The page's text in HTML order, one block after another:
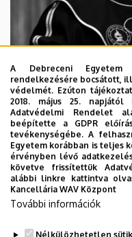
2026. augusztus 5.
Díszdoktorát
Egyetem
INTÉZMÉNYI TTK
A Debreceni
rendelkezésére bocsátott,
védelmét. Ezúton
2018. május 25. napjától
Adatvédelmi Rendelet
beépítette a GDPR
tevékenységébe. A
Egyetem korábban is teljes
érvényben lévő
követve frissítettük
alábbi linkre kattintva
Kancellária WAV Központ
További információk
Nélkülözhetetlen sütik